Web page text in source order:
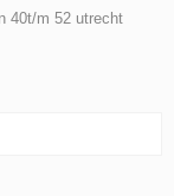
40t/m 52 utrecht